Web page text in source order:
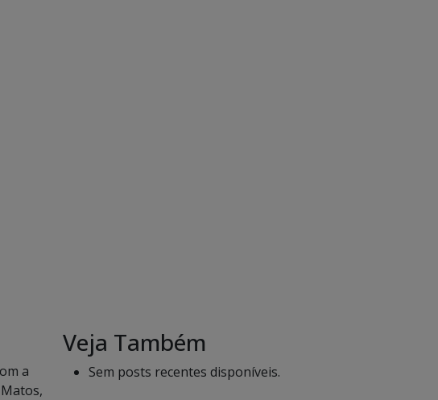
a
Veja Também
Sem posts recentes disponíveis.